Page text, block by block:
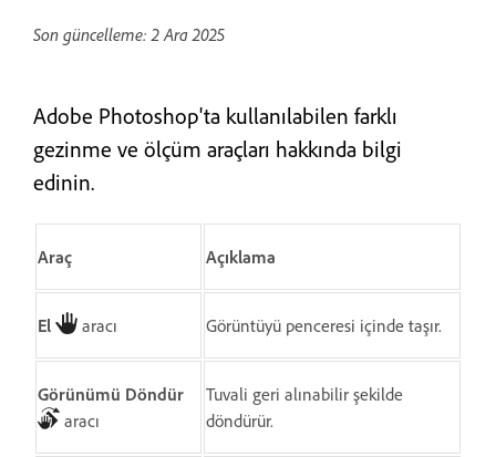
Son güncelleme:2 Ara 2025
Adobe Photoshop'ta kullanılabilen farklı
gezinme ve ölçüm araçları hakkında bilgi
edinin.
Araç Açıklama
El aracı Görüntüyü penceresi içinde taşır.
Görünümü Döndür
aracı
Tuvali geri alınabilir şekilde
döndürür.